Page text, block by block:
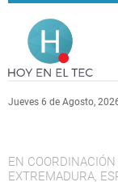
Pasar al contenido
Jueves 6 de Agosto,
EN
EXTREMADURA,